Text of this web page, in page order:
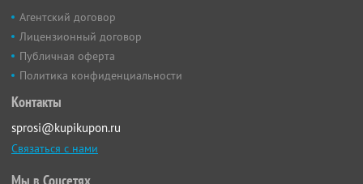
Агентский договор
Лицензионный договор
Публичная оферта
Политика конфиденциальности
Контакты
sprosi@kupikupon.ru
Связаться с нами
Мы в Соцсетях